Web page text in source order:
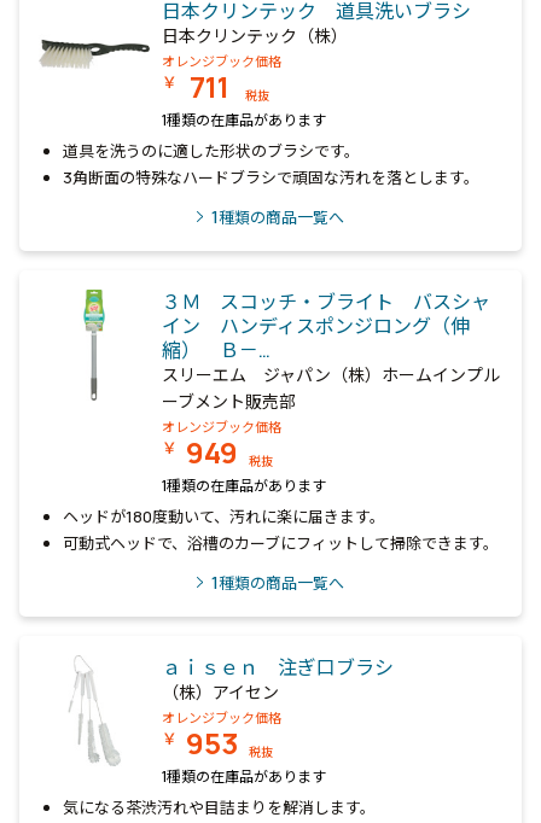
日本クリンテック 道具洗いブラシ
日本クリンテック（株）
オレンジブック価格
￥ 711 税抜
1種類の在庫品があります
道具を洗うのに適した形状のブラシです。
3角断面の特殊なハードブラシで頑固な汚れを落とします。
1種類の商品一覧へ
３Ｍ スコッチ・ブライト バスシャ
イン ハンディスポンジロング（伸
縮） Ｂ－…
スリーエム ジャパン（株）ホームインプル
ーブメント販売部
オレンジブック価格
￥ 949 税抜
1種類の在庫品があります
ヘッドが180度動いて、汚れに楽に届きます。
可動式ヘッドで、浴槽のカーブにフィットして掃除できます。
1種類の商品一覧へ
ａｉｓｅｎ 注ぎ口ブラシ
（株）アイセン
オレンジブック価格
￥ 953 税抜
1種類の在庫品があります
気になる茶渋汚れや目詰まりを解消します。